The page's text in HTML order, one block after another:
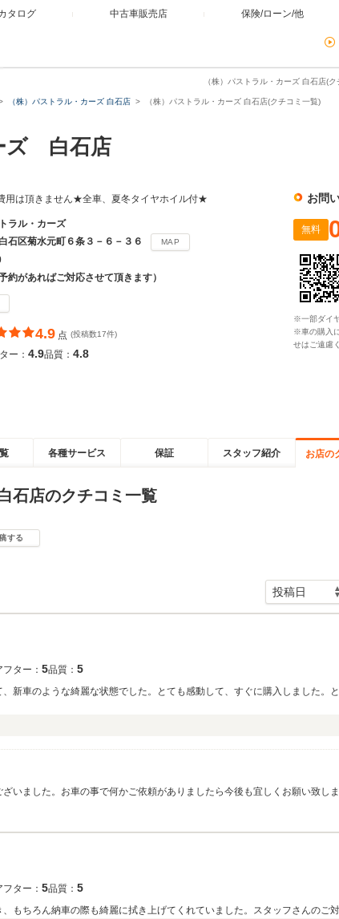
タログ 中古車販売店 保険/ローン/他
（株）パストラル・カーズ 白石店(
（株）パストラル・カーズ 白石店 （株）パストラル・カーズ 白石店(クチコミ一覧)
ズ 白石店
用は頂きません★全車、夏冬タイヤホイル付★
ラル・カーズ
石区菊水元町６条３－６－３６ MAP
約があればご対応させて頂きます）
4.9 点 (投稿数17件)
ー： 4.9品質： 4.8
お問
無料
※一部ダイ
※車の購入
せはご遠慮
各種サービス 保証 スタッフ紹介 お店の
石店のクチコミ一覧
する
フター： 5品質： 5
新車のような綺麗な状態でした。とても感動して、すぐに購入しました。
いました。お車の事で何かご依頼がありましたら今後も宜しくお願い致し
フター： 5品質： 5
もちろん納車の際も綺麗に拭き上げてくれていました。スタッフさんのご